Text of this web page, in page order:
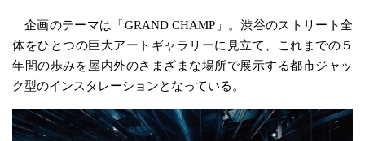
企画のテーマは「GRAND CHAMP」。渋谷のストリート全
体をひとつの巨大アートギャラリーに見立て、これまでの５
年間の歩みを屋内外のさまざまな場所で展示する都市ジャッ
ク型のインスタレーションとなっている。